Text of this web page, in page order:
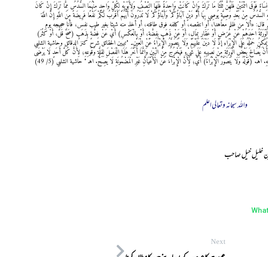
فَوْقَ اثْنَتَيْنِ فَلَهُنَّ ثُلُثَا مَا تَرَكَ وَإِنْ كَانَتْ وَاحِدَةً فَلَهَا النِّصْفُ وَلِأَبَوَيْهِ لِكُلِّ وَاحِدٍ مِنْهُمَا السُّدُسُ مِمَّا تَرَكَ إِنْ كَانَ
السُّدُسُ مِنْ بَعْدِ وَصِيَّةٍ يُوصِي بِهَا أَوْ دَيْنٍ آبَاؤُكُمْ وَأَبْنَاؤُكُمْ لَا تَدْرُونَ أَيُّهُمْ أَقْرَبُ لَكُمْ نَفْعًا فَرِيضَةً مِنَ اللَّهِ إِنَّ اللَّهَ
صلى الله عليه وسلم قال: «ألا من ظلم معاهدا، أو انتقصه، أو كلفه فوق طاقته، أو أخذ منه شيئا بغير طيب نفس، فأنا حجيجه يوم
اللَّهُ - : "(وَإِنْ أَخْرَجَتْ الْوَرَثَةُ احَدَهُمْ عَنْ عَرَضٍ أَوْ عَقَارٍ بِمَالٍ، أَوْ عَنْ ذَهَبٍ بِفِضَّةٍ، أَوْ بِالْعَكْسِ) أَيْ عَنْ فِضَّةٍ بِذَهَبٍ (صَحَّ قَلَّ، أَوْ كَثُرَ)
حَمْلُهُ عَلَى الْإِبْرَاءِ إذْ لَا دَيْنَ عَلَيْهِمْ وَلَا يُتَصَوَّرُ الْإِبْرَاءُ عَنْ الْعَيْنِ۔ "تبيين الحقائق شرح كنز الدقائق وحاشية الشلبي
أَنْ يُصَالِحَ بَعْضُ الْوَرَثَةِ مِنْ نَصِيبِهِ عَلَى شَيْءٍ فَيَخْرُجُ مِنْ الْبَيْنِ وَإِنَّمَا أَخَّرَ هَذَا الْفَصْلَ لِقِلَّةِ وُقُوعِهِ؛ لِأَنَّ كُلَّ أَحَدٍ لَا يَرْضَى
وَلَا يُتَصَوَّرُ الْإِبْرَاءُ) أَيْ؛ لِأَنَّ الْإِبْرَاءَ عَنْ الْأَعْيَانِ غَيْرِ الْمَضْمُونَةِ لَا يَصِحُّ. اهـ " حاشية الشلبي (5/ 49)
واللہ سبحانہ وتعالی اعلم
خلیل خیل صاحب
Next